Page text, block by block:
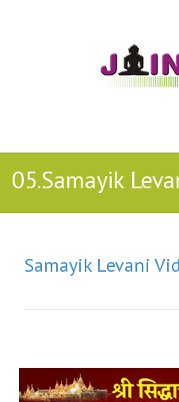
05.Samayik
Samayik Levani